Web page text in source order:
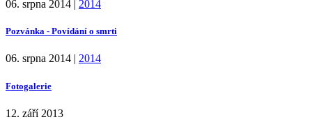
06. srpna 2014 | 2014
Pozvánka - Povídání o smrti
06. srpna 2014 | 2014
Fotogalerie
12. září 2013